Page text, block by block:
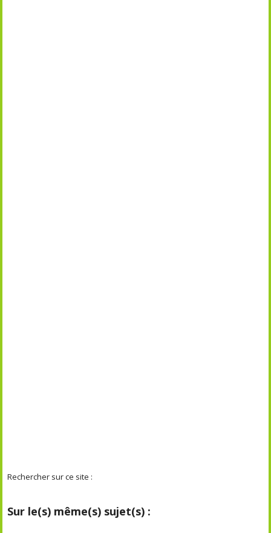
Rechercher sur ce site :
Sur le(s) même(s) sujet(s) :